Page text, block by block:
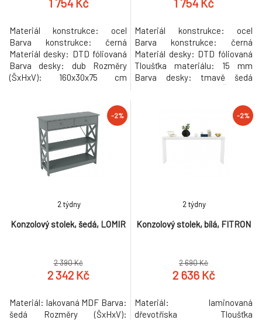
1 754 Kč
Materiál konstrukce: ocel
Barva konstrukce: černá
Materiál desky: DTD fóliovaná
Barva desky: dub Rozměry
(ŠxHxV): 160x30x75 cm
univerzální provedení estetický
vzhled funkční multifunkční
využití Hmotnost: 10,3 kg
Nosnost: 20 kg Dodávané v
demontu. Hmotnost: 11.5kg
1 754 Kč
Materiál konstrukce: ocel
Barva konstrukce: černá
Materiál desky: DTD fóliovaná
Tloušťka materiálu: 15 mm
Barva desky: tmavě šedá
příruční odkládací Jednoduché
a univerzální provedení
estetický vzhled funkční
Hmotnost: 10,3 kg Nosnost:
-2%
Konzolový stolek, šedá, LOMIR
2 týdny
2 390 Kč
2 342 Kč
Materiál: lakovaná MDF Barva:
šedá Rozměry (ŠxHxV):
-2%
Konzolový stolek, bílá, FITRON
2 týdny
2 690 Kč
2 636 Kč
Materiál: laminovaná
dřevotříska Tloušťka